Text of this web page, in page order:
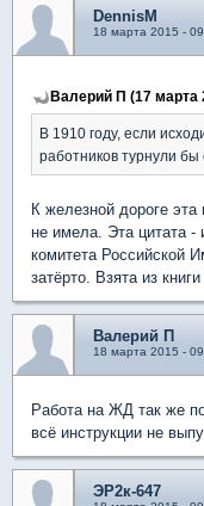
DennisM
18 марта 2015 -
Валерий П (17 марта
В 1910 году, если
работников турнули бы
К железной дороге эта
не имела. Эта цитата -
комитета Российской
затёрто. Взята из
Валерий П
18 марта 2015 -
Работа на ЖД так же
всё инструкции не
ЭР2к-647